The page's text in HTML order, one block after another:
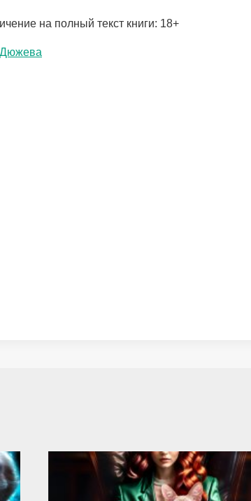
на полный текст книги: 18+
Дюжева